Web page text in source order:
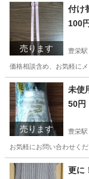
新潟 新潟市 豊栄
売ります
付け
100円
豊栄駅
価格相談含め、お気軽に
新潟 新潟市 豊栄
売ります
50円
豊栄駅
お気軽にお問い合わせく
新潟 新潟市 豊
更に